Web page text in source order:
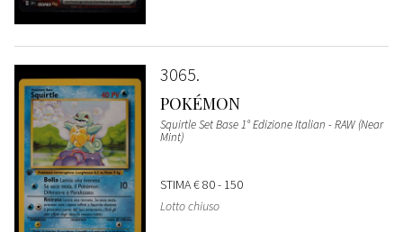
3065
POKÉMON
Squirtle Set Base 1° Edizione Italian - RAW (Near
Mint)
STIMA€ 80 - 150
Lotto chiuso